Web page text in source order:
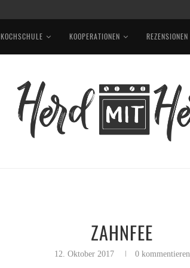
KOCHSCHULE KOOPERATIONEN REZENSIONEN
ZAHNFEE
12. Oktober 2017 0 kommentieren